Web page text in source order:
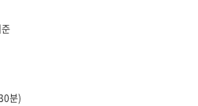
분)